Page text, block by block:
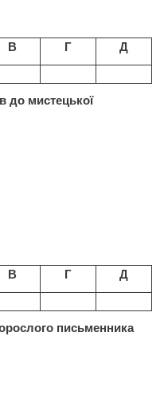
В Г Д
до мистецької
В Г Д
письменника